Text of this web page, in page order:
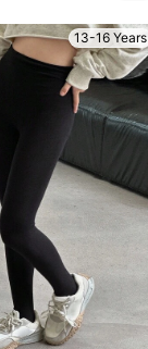
13-16 Years